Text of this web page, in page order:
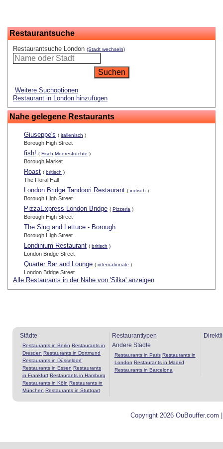
Restaurantsuche
Restaurantsuche London (Stadt wechseln)
Weitere Suchoptionen
Restaurant in London hinzufügen
Nahe gelegene Restaurants
Giuseppe's ( italienisch )
Borough High Street
fish! ( Fisch,Meeresfrüchte )
Borough Market
Roast ( britisch )
The Floral Hall
London Bridge Tandoori Restaurant ( indisch )
Borough High Street
PizzaExpress London Bridge ( Pizzeria )
Borough High Street
The Slug and Lettuce - Borough
Borough High Street
Londinium Restaurant ( britisch )
London Bridge Street
Quarter Bar and Lounge ( internationale )
London Bridge Street
Alle Restaurants in der Nähe von 'Silka' anzeigen
Städte
Restaurants in Berlin Restaurants in
Dresden Restaurants in Dortmund
Restaurants in Düsseldorf
Restaurants in Essen Restaurants
in Frankfurt Restaurants in Hamburg
Restaurants in Köln Restaurants in
München Restaurants in Stuttgart
Restauranttypen
Andere Städte
Restaurants in Paris Restaurants in
London Restaurants in Madrid
Restaurants in Barcelona
Copyright 2026 OuBouffer.com